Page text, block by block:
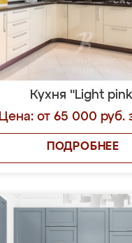
Кухня "Light
Цена: от 65 000 руб.
ПОДРОБНЕЕ